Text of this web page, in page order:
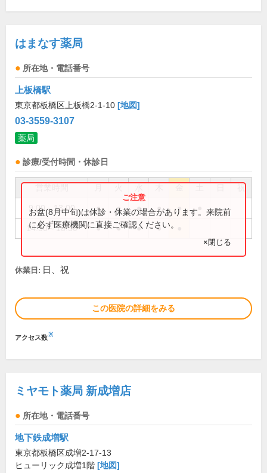
はまなす薬局
所在地・電話番号
上板橋駅
東京都板橋区上板橋2-1-10 [地図]
03-3559-3107
薬局
診療/受付時間・休診日
祝
9:00～13:00 ● ● ● ● ●
14:30～18:30 ● ● ● ●
お盆(8月中旬)は休診・休業の場合があります。来院前
に必ず医療機関に直接ご確認ください。
×閉じる
休業日: 日、祝
この医院の詳細をみる
アクセス数※
ミヤモト薬局 新成増店
所在地・電話番号
地下鉄成増駅
東京都板橋区成増2-17-13
ヒューリック成増1階 [地図]